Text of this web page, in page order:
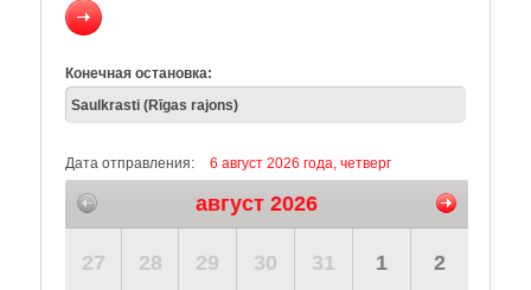
Конечная остановка:
Дата отправления: 6 август 2026 года, четверг
август 2026
27 28 29 30 31 1 2